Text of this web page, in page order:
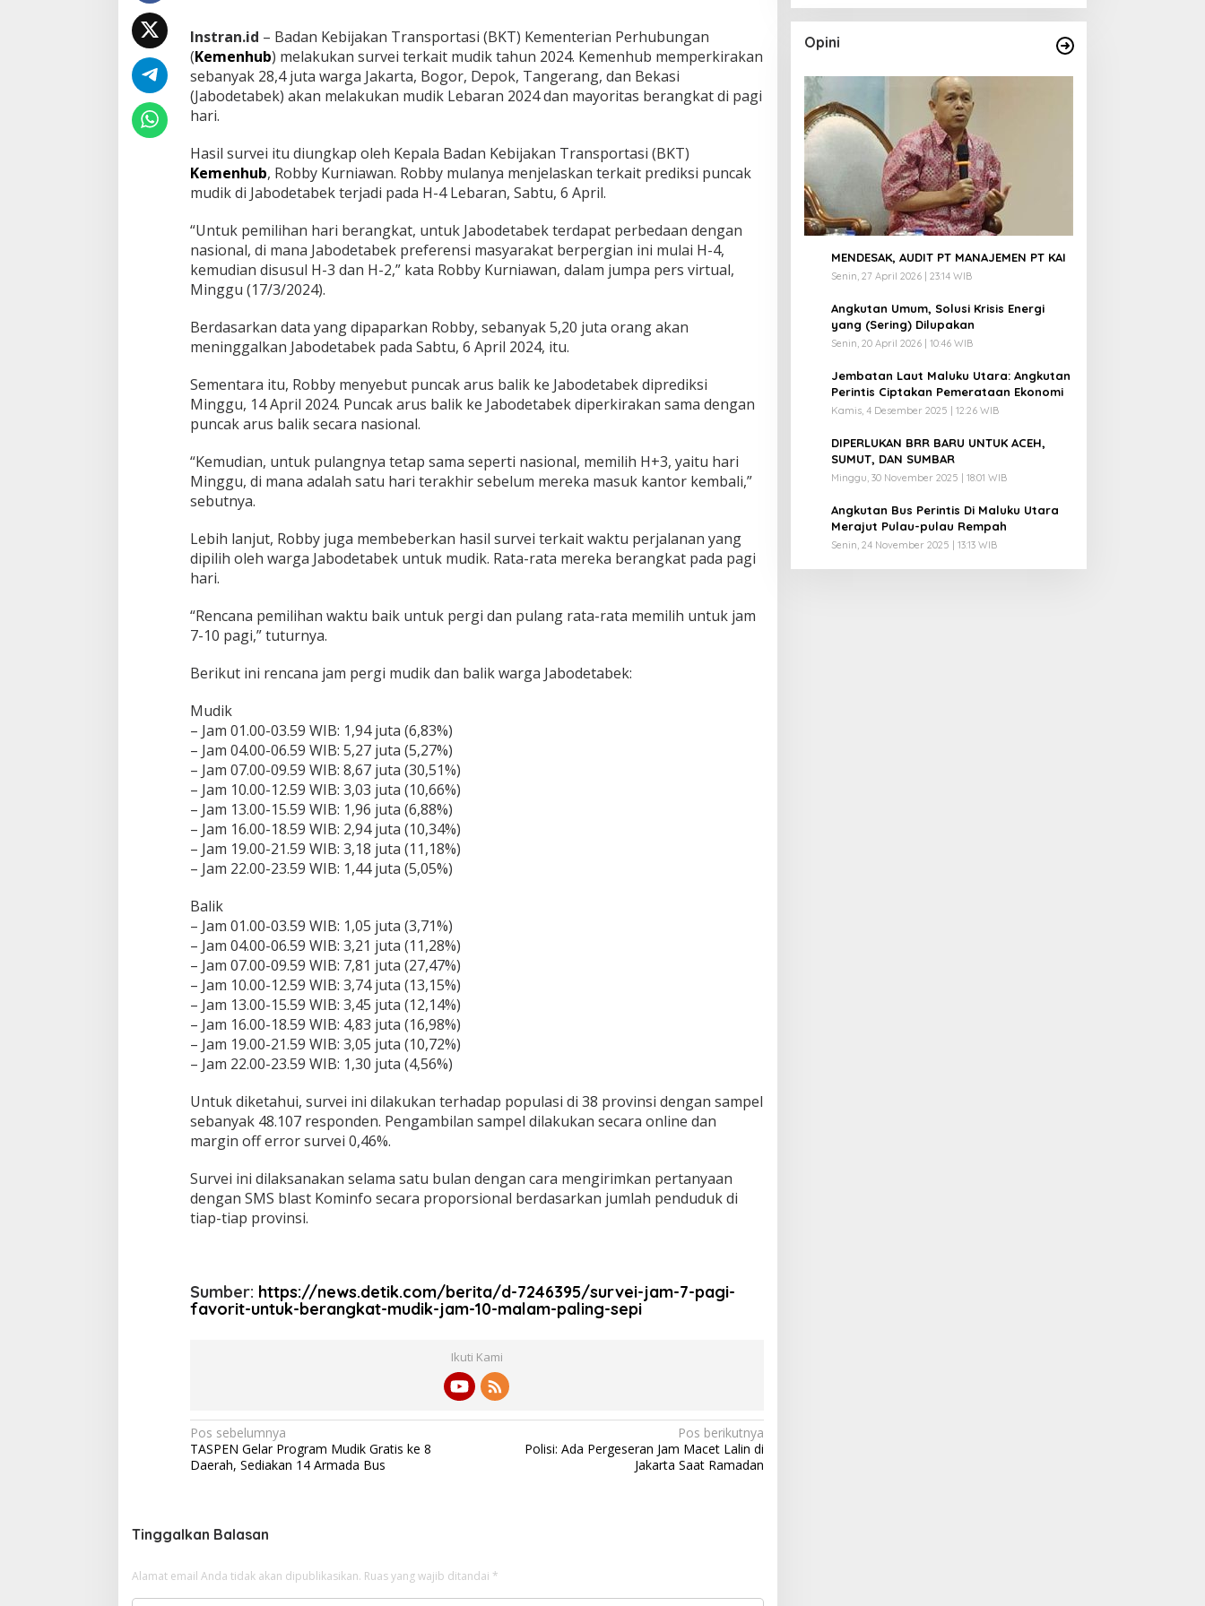
d
i
k
,
J
1
0
M
a
a
m
P
a
l
n
g
S
p
i
Instran.id – Badan Kebijakan Transportasi (BKT) Kementerian Perhubungan
(Kemenhub) melakukan survei terkait mudik tahun 2024. Kemenhub memperkirakan
sebanyak 28,4 juta warga Jakarta, Bogor, Depok, Tangerang, dan Bekasi
(Jabodetabek) akan melakukan mudik Lebaran 2024 dan mayoritas berangkat di pagi
hari.
Hasil survei itu diungkap oleh Kepala Badan Kebijakan Transportasi (BKT)
Kemenhub, Robby Kurniawan. Robby mulanya menjelaskan terkait prediksi puncak
mudik di Jabodetabek terjadi pada H-4 Lebaran, Sabtu, 6 April.
“Untuk pemilihan hari berangkat, untuk Jabodetabek terdapat perbedaan dengan
nasional, di mana Jabodetabek preferensi masyarakat berpergian ini mulai H-4,
kemudian disusul H-3 dan H-2,” kata Robby Kurniawan, dalam jumpa pers virtual,
Minggu (17/3/2024).
Berdasarkan data yang dipaparkan Robby, sebanyak 5,20 juta orang akan
meninggalkan Jabodetabek pada Sabtu, 6 April 2024, itu.
Sementara itu, Robby menyebut puncak arus balik ke Jabodetabek diprediksi
Minggu, 14 April 2024. Puncak arus balik ke Jabodetabek diperkirakan sama dengan
puncak arus balik secara nasional.
“Kemudian, untuk pulangnya tetap sama seperti nasional, memilih H+3, yaitu hari
Minggu, di mana adalah satu hari terakhir sebelum mereka masuk kantor kembali,”
sebutnya.
Lebih lanjut, Robby juga membeberkan hasil survei terkait waktu perjalanan yang
dipilih oleh warga Jabodetabek untuk mudik. Rata-rata mereka berangkat pada pagi
hari.
“Rencana pemilihan waktu baik untuk pergi dan pulang rata-rata memilih untuk jam
7-10 pagi,” tuturnya.
Berikut ini rencana jam pergi mudik dan balik warga Jabodetabek:
Mudik
– Jam 01.00-03.59 WIB: 1,94 juta (6,83%)
– Jam 04.00-06.59 WIB: 5,27 juta (5,27%)
– Jam 07.00-09.59 WIB: 8,67 juta (30,51%)
– Jam 10.00-12.59 WIB: 3,03 juta (10,66%)
– Jam 13.00-15.59 WIB: 1,96 juta (6,88%)
– Jam 16.00-18.59 WIB: 2,94 juta (10,34%)
– Jam 19.00-21.59 WIB: 3,18 juta (11,18%)
– Jam 22.00-23.59 WIB: 1,44 juta (5,05%)
Balik
– Jam 01.00-03.59 WIB: 1,05 juta (3,71%)
– Jam 04.00-06.59 WIB: 3,21 juta (11,28%)
– Jam 07.00-09.59 WIB: 7,81 juta (27,47%)
– Jam 10.00-12.59 WIB: 3,74 juta (13,15%)
– Jam 13.00-15.59 WIB: 3,45 juta (12,14%)
– Jam 16.00-18.59 WIB: 4,83 juta (16,98%)
– Jam 19.00-21.59 WIB: 3,05 juta (10,72%)
– Jam 22.00-23.59 WIB: 1,30 juta (4,56%)
Untuk diketahui, survei ini dilakukan terhadap populasi di 38 provinsi dengan sampel
sebanyak 48.107 responden. Pengambilan sampel dilakukan secara online dan
margin off error survei 0,46%.
Survei ini dilaksanakan selama satu bulan dengan cara mengirimkan pertanyaan
dengan SMS blast Kominfo secara proporsional berdasarkan jumlah penduduk di
tiap-tiap provinsi.
Sumber: https://news.detik.com/berita/d-7246395/survei-jam-7-pagi-
favorit-untuk-berangkat-mudik-jam-10-malam-paling-sepi
Ikuti Kami
N
a
g
s
Pos sebelumnya
TASPEN Gelar Program Mudik Gratis ke 8
Daerah, Sediakan 14 Armada Bus
Pos berikutnya
Polisi: Ada Pergeseran Jam Macet Lalin di
Jakarta Saat Ramadan
Tinggalkan Balasan
Alamat email Anda tidak akan dipublikasikan. Ruas yang wajib ditandai *
Opini
MENDESAK, AUDIT PT MANAJEMEN PT KAI
Senin, 27 April 2026 | 23:14 WIB
Angkutan Umum, Solusi Krisis Energi
yang (Sering) Dilupakan
Senin, 20 April 2026 | 10:46 WIB
Jembatan Laut Maluku Utara: Angkutan
Perintis Ciptakan Pemerataan Ekonomi
Kamis, 4 Desember 2025 | 12:26 WIB
DIPERLUKAN BRR BARU UNTUK ACEH,
SUMUT, DAN SUMBAR
Minggu, 30 November 2025 | 18:01 WIB
Angkutan Bus Perintis Di Maluku Utara
Merajut Pulau-pulau Rempah
Senin, 24 November 2025 | 13:13 WIB